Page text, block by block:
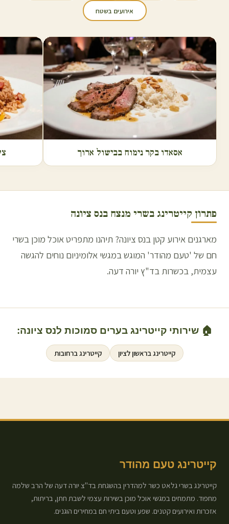
אירועים בשטח
אסאדו בקר נימוח בבישול ארוך
פתרון קייטרינג בשרי מנצח בנס ציונה
מארגנים אירוע קטן בנס ציונה? תיהנו מתפריט אוכל מוכן בשרי
חם של 'טעם מהודר' המוגש במגשי אלומיניום נוחים להגשה
עצמית, בכשרות בד"ץ יורה דעה.
🏠 שירותי קייטרינג בערים סמוכות לנס ציונה:
קייטרינג בראשון לציון קייטרינג ברחובות
קייטרינג טעם מהודר
קייטרינג בשרי גלאט כשר למהדרין בהשגחת בד"צ יורה דעה של הרב שלמה
מחפוד. מתמחים במגשי אוכל מוכן בשירות עצמי לשבת חתן, בריתות,
אזכרות ואירועים קטנים. שפע וטעם ביתי חם במחירים הוגנים.